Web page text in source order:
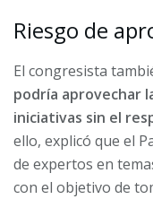
Riesgo de
El congresista
podría aprovechar
iniciativas sin el
ello, explicó que el
de expertos en
con el objetivo de